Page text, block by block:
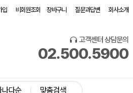
입 비회원조회 장바구니 질문과답변 회사소개
고객센터 상담문의
02.500.5900
나다순 맞춤검색